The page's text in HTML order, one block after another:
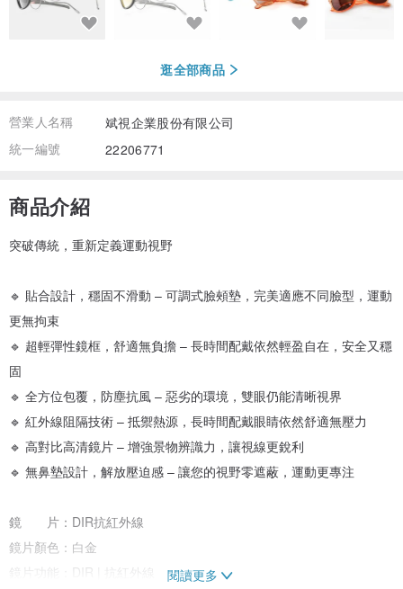
逛全部商品
營業人名稱
斌視企業股份有限公司
統一編號
22206771
商品介紹
突破傳統，重新定義運動視野
🔹 貼合設計，穩固不滑動 – 可調式臉頰墊，完美適應不同臉型，運動
更無拘束
🔹 超輕彈性鏡框，舒適無負擔 – 長時間配戴依然輕盈自在，安全又穩
固
🔹 全方位包覆，防塵抗風 – 惡劣的環境，雙眼仍能清晰視界
🔹 紅外線阻隔技術 – 抵禦熱源，長時間配戴眼睛依然舒適無壓力
🔹 高對比高清鏡片 – 增強景物辨識力，讓視線更銳利
🔹 無鼻墊設計，解放壓迫感 – 讓您的視野零遮蔽，運動更專注
鏡 片：DIR抗紅外線
鏡片顏色：白金
鏡片功能：DIR | 抗紅外線
閱讀更多